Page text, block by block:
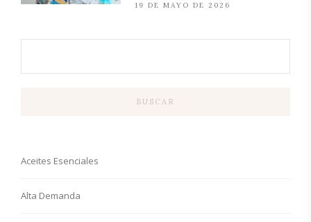
19 DE MAYO DE 2026
BUSCAR
Aceites Esenciales
Alta Demanda